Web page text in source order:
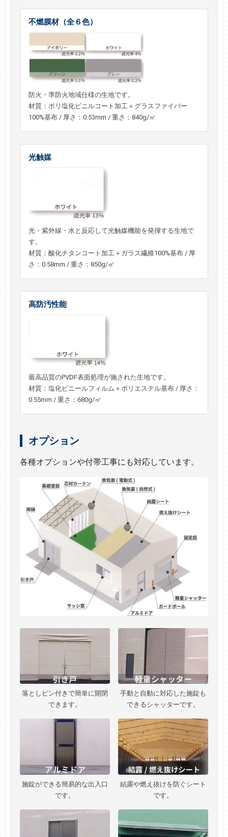
不燃膜材（全６色）
防火・準防火地域仕様の生地です。
材質：ポリ塩化ビニルコート加工＋グラスファイバー
100%基布 / 厚さ：0.53mm / 重さ：840g/㎡
光触媒
光・紫外線・水と反応して光触媒機能を発揮する生地で
す。
材質：酸化チタンコート加工＋ガラス繊維100%基布 / 厚
さ：0.58mm / 重さ：850g/㎡
高防汚性能
最高品質のPVDF表面処理が施された生地です。
材質：塩化ビニールフィルム＋ポリエステル基布 / 厚さ：
0.55mm / 重さ：680g/㎡
オプション
各種オプションや付帯工事にも対応しています。
落としピン付きで簡単に開閉
できます。
手動と自動に対応した施錠も
できるシャッターです。
施錠ができる簡易的な出入口
です。
結露や燃え抜けを防ぐシート
です。